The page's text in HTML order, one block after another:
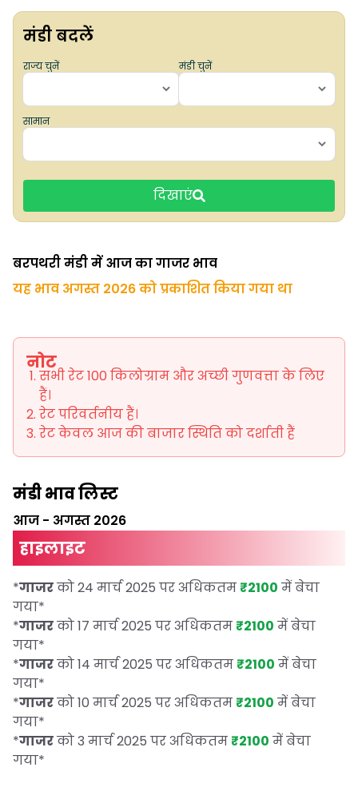
मंडी बदलें
राज्य चुनें मंडी चुनें
सामान
दिखाएं
बरपथरी मंडी में आज का गाजर भाव
यह भाव अगस्त 2026 को प्रकाशित किया गया था
नोट
सभी रेट 100 किलोग्राम और अच्छी गुणवत्ता के लिए
हैं।
रेट परिवर्तनीय हैं।
रेट केवल आज की बाजार स्थिति को दर्शाती हैं
मंडी भाव लिस्ट
आज - अगस्त 2026
हाइलाइट
*गाजरको 24 मार्च 2025 पर अधिकतम ₹2100 में बेचा
गया*
*गाजरको 17 मार्च 2025 पर अधिकतम ₹2100 में बेचा
गया*
*गाजरको 14 मार्च 2025 पर अधिकतम ₹2100 में बेचा
गया*
*गाजरको 10 मार्च 2025 पर अधिकतम ₹2100 में बेचा
गया*
*गाजरको 3 मार्च 2025 पर अधिकतम ₹2100 में बेचा
गया*